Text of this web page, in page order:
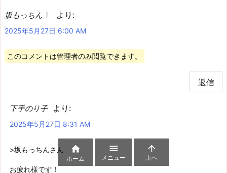
坂もっちん より:
2025年5月27日 6:00 AM
このコメントは管理者のみ閲覧できます。
返信
下手のり子 より:
2025年5月27日 8:31 AM
>坂もっちんさん
お疲れ様です！

ホーム

メニュー

上へ